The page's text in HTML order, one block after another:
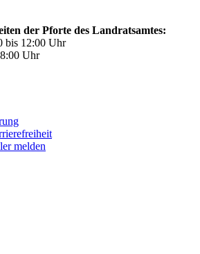
der Pforte des Landratsamtes:
bis 12:00 Uhr
Uhr
melden